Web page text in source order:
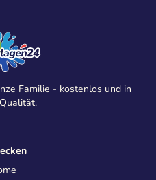
Familie - kostenlos und in